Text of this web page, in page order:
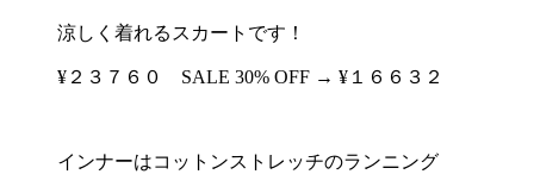
涼しく着れるスカートです！
¥２３７６０ SALE 30% OFF → ¥１６６３２
インナーはコットンストレッチのランニング